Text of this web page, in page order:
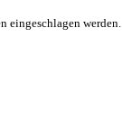
eingeschlagen werden.